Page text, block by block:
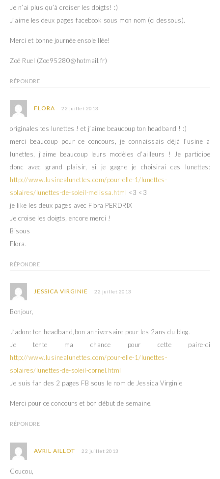
Je n’ai plus qu’à croiser les doigts! :)
J’aime les deux pages facebook sous mon nom (ci dessous).
Merci et bonne journée ensoleillée!
Zoé Ruel (Zoe95280@hotmail.fr)
RÉPONDRE
FLORA 22 juillet 2013
originales tes lunettes ! et j’aime beaucoup ton headband ! :)
merci beaucoup pour ce concours, je connaissais déjà l’usine a
lunettes, j’aime beaucoup leurs modèles d’ailleurs ! Je participe
donc avec grand plaisir, si je gagne je choisirai ces lunettes:
http://www.lusinealunettes.com/pour-elle-1/lunettes-
solaires/lunettes-de-soleil-melissa.html <3 <3
je like les deux pages avec Flora PERDRIX
Je croise les doigts, encore merci !
Bisous
Flora.
RÉPONDRE
JESSICA VIRGINIE 22 juillet 2013
Bonjour,
J’adore ton headband,bon anniversaire pour les 2ans du blog.
Je tente ma chance pour cette paire-ci
http://www.lusinealunettes.com/pour-elle-1/lunettes-
solaires/lunettes-de-soleil-cornel.html
Je suis fan des 2 pages FB sous le nom de Jessica Virginie
Merci pour ce concours et bon début de semaine.
RÉPONDRE
AVRIL AILLOT 22 juillet 2013
Coucou,